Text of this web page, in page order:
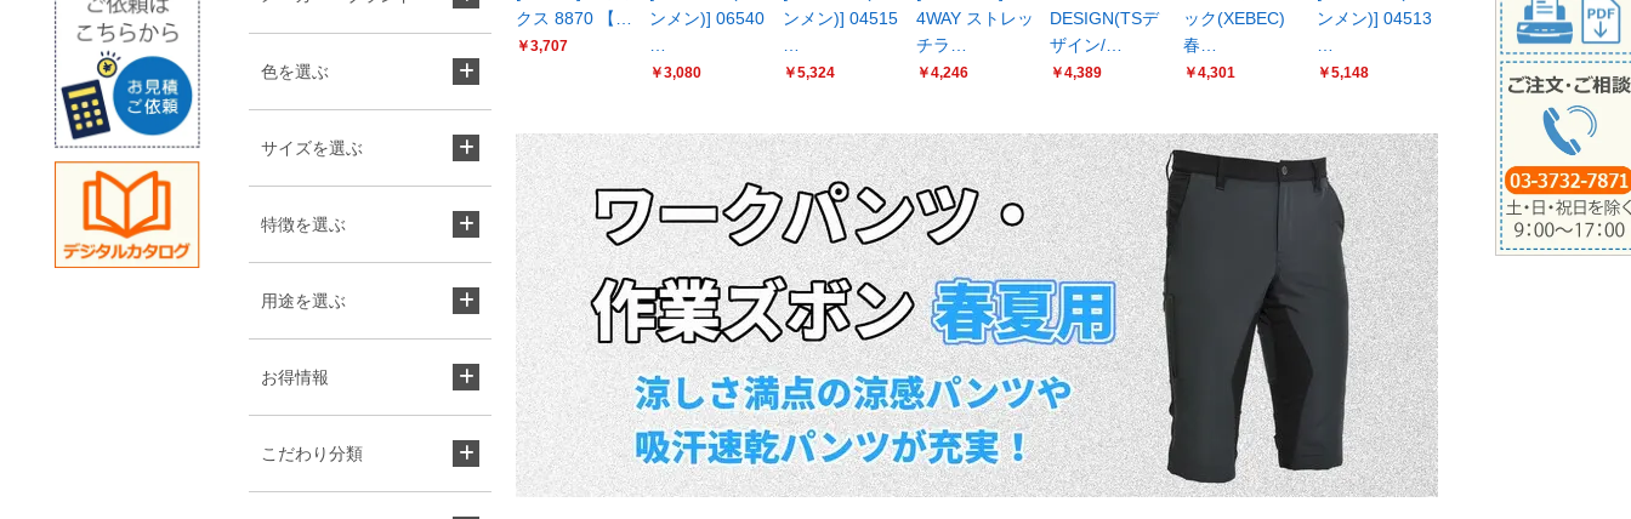
クス 8870 【…
￥3,707
ンメン)] 06540
…
￥3,080
ンメン)] 04515
…
￥5,324
4WAY ストレッ
チラ…
￥4,246
DESIGN(TSデ
ザイン/…
￥4,389
ック(XEBEC)
春…
￥4,301
ンメン)] 04513
…
￥5,148
色を選ぶ
サイズを選ぶ
特徴を選ぶ
用途を選ぶ
お得情報
こだわり分類